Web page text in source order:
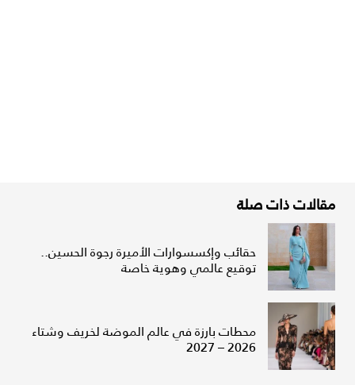
مقالات ذات صلة
حقائب وإكسسوارات الأميرة رجوة الحسين..
توقيع عالمي وهوية خاصة
محطات بارزة في عالم الموضة لخريف وشتاء
2026 – 2027